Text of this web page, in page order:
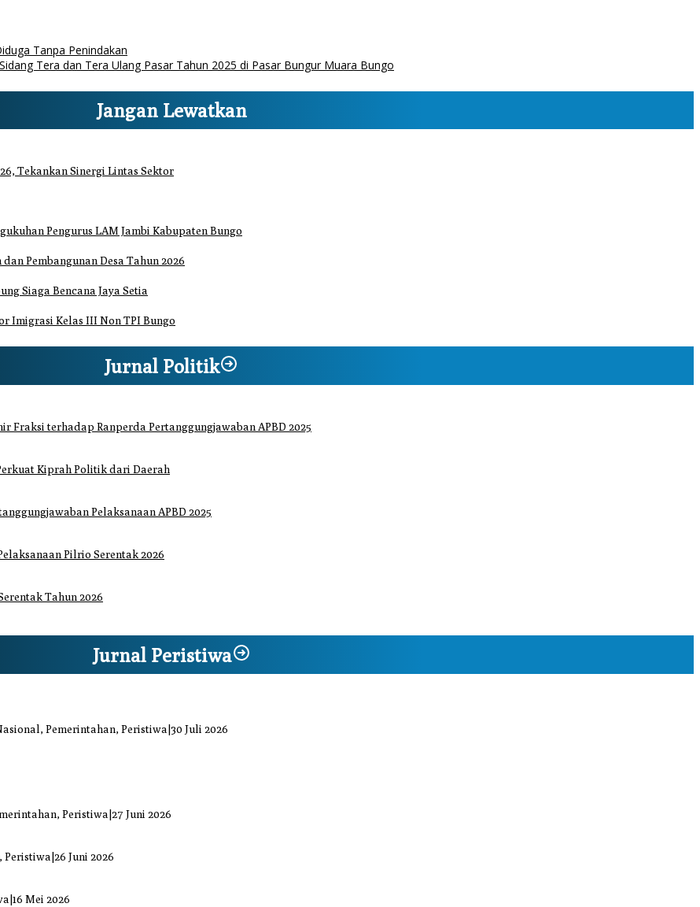
Tanpa Penindakan
Tera dan Tera Ulang Pasar Tahun 2025 di Pasar Bungur Muara Bungo
Jangan Lewatkan
Tekankan Sinergi Lintas Sektor
Pengurus LAM Jambi Kabupaten Bungo
Pembangunan Desa Tahun 2026
Siaga Bencana Jaya Setia
Imigrasi Kelas III Non TPI Bungo
Jurnal Politik
Fraksi terhadap Ranperda Pertanggungjawaban APBD 2025
Kiprah Politik dari Daerah
Pelaksanaan APBD 2025
Pilrio Serentak 2026
Tahun 2026
Jurnal Peristiwa
Pemerintahan, Peristiwa 30 Juli 2026
Peristiwa 27 Juni 2026
Peristiwa 26 Juni 2026
16 Mei 2026